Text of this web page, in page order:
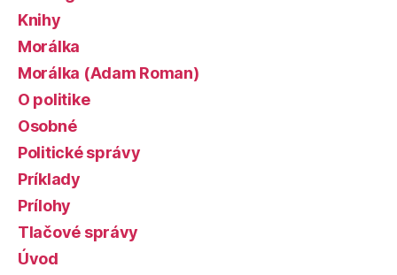
Knihy
Morálka
Morálka (Adam Roman)
O politike
Osobné
Politické správy
Príklady
Prílohy
Tlačové správy
Úvod